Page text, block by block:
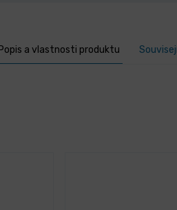
Popis a vlastnosti produktu